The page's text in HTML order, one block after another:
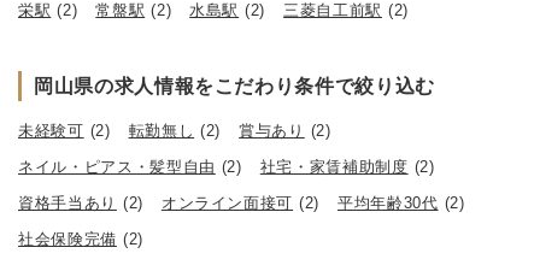
栄駅 (2) 常盤駅 (2) 水島駅 (2) 三菱自工前駅 (2)
岡山県の求人情報をこだわり条件で絞り込む
未経験可 (2) 転勤無し (2) 賞与あり (2)
ネイル・ピアス・髪型自由 (2) 社宅・家賃補助制度 (2)
資格手当あり (2) オンライン面接可 (2) 平均年齢30代 (2)
社会保険完備 (2)